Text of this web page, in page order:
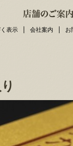
表示 会社案内 お